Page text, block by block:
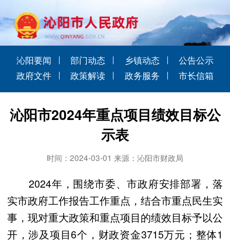
沁阳要闻 部门动态 乡镇动态
公告公示
政府文件
政策解读 政务服务 市长信箱
沁阳市2024年重点项目绩效目标公
示表
时间：2024-03-01 来源：沁阳市财政局
2024年，围绕市委、市政府安排部署，落
实市政府工作报告工作重点，结合市重点民生实
事，现对重大政策和重点项目的绩效目标予以公
开，涉及项目6个，财政资金3715万元；整体1